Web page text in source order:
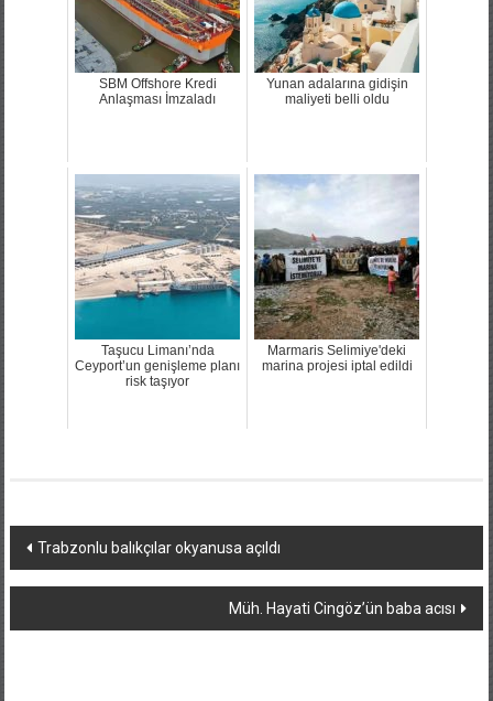
SBM Offshore Kredi
Anlaşması İmzaladı
Yunan adalarına gidişin
maliyeti belli oldu
Taşucu Limanı’nda
Ceyport’un genişleme planı
risk taşıyor
Marmaris Selimiye'deki
marina projesi iptal edildi
Yazı
dolaşımı
Trabzonlu balıkçılar okyanusa açıldı
Müh. Hayati Cingöz’ün baba acısı